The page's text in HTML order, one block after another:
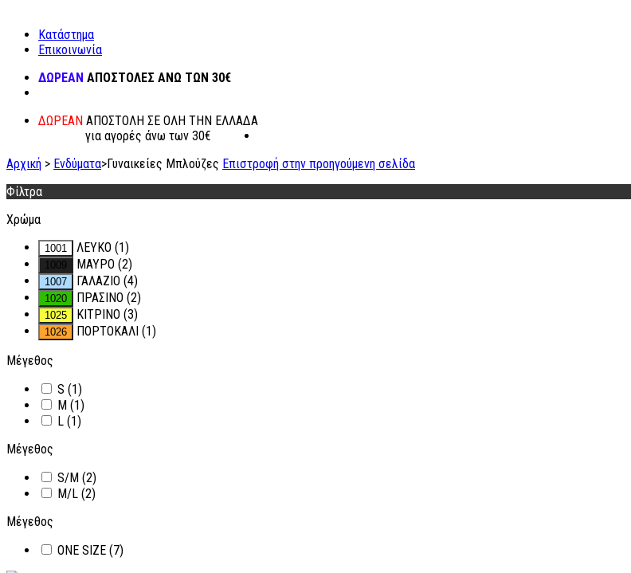
Κατάστημα
Επικοινωνία
ΔΩΡΕΑΝ ΑΠΟΣΤΟΛΕΣ ΑΝΩ ΤΩΝ 30€
ΔΩΡΕΑΝ ΑΠΟΣΤΟΛΗ ΣΕ ΟΛΗ ΤΗΝ ΕΛΛΑΔΑ
για αγορές άνω των 30€
Αρχική > Ενδύματα>Γυναικείες Μπλούζες Επιστροφή στην προηγούμενη σελίδα
Φίλτρα
Χρώμα
ΛΕΥΚΟ (1)
ΜΑΥΡΟ (2)
ΓΑΛΑΖΙΟ (4)
ΠΡΑΣΙΝΟ (2)
ΚΙΤΡΙΝΟ (3)
ΠΟΡΤΟΚΑΛΙ (1)
Μέγεθος
S (1)
M (1)
L (1)
Μέγεθος
S/M (2)
M/L (2)
Μέγεθος
ONE SIZE (7)